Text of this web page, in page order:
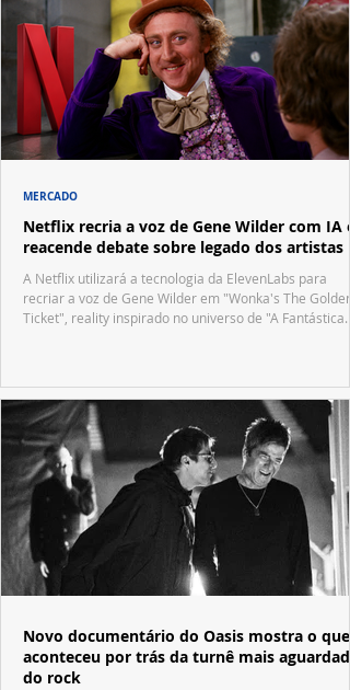
Netflix recria a voz de Gene Wilder com IA e
reacende debate sobre legado dos artistas
A Netflix utilizará a tecnologia da ElevenLabs para
recriar a voz de Gene Wilder em "Wonka's The Golden
Ticket", reality inspirado no universo de "A Fantástica
MERCADO
Novo documentário do Oasis mostra o que
aconteceu por trás da turnê mais aguardada
do rock